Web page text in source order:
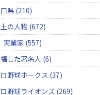
県 (210)
の人物 (672)
実業家 (557)
した著名人 (6)
野球ホークス (37)
野球ライオンズ (269)